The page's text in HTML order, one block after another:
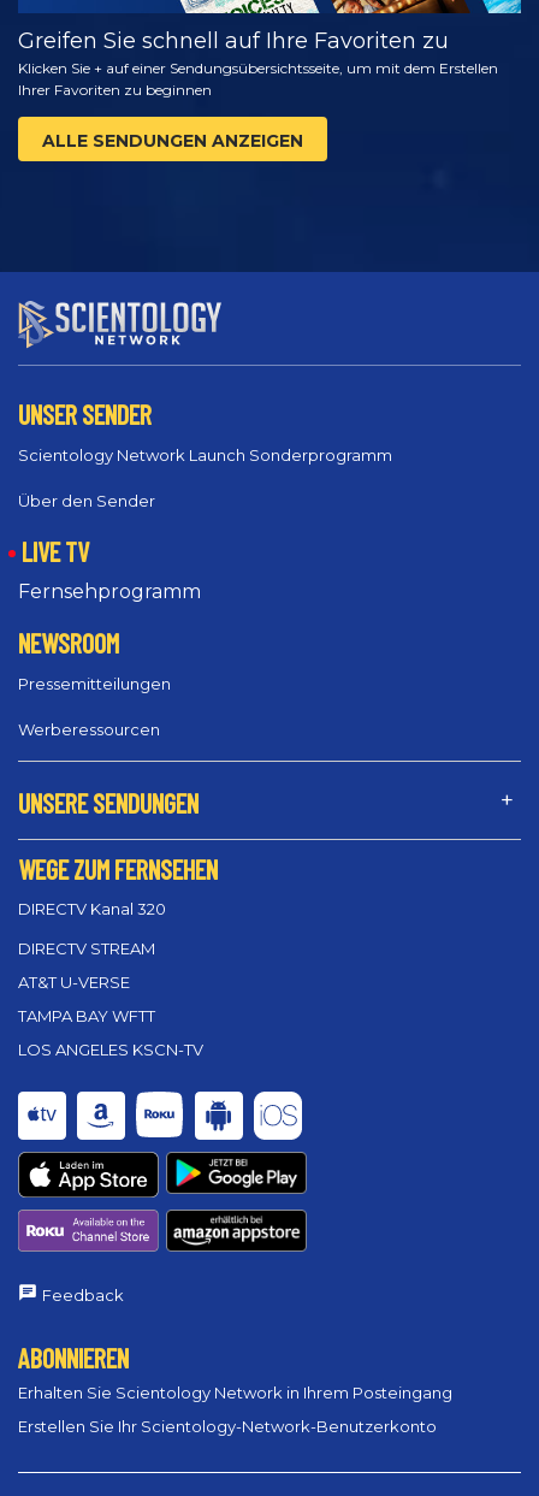
Greifen Sie schnell auf Ihre Favoriten zu
Klicken Sie + auf einer Sendungsübersichtsseite, um mit dem Erstellen
Ihrer Favoriten zu beginnen
ALLE SENDUNGEN ANZEIGEN
UNSER SENDER
Scientology Network Launch Sonderprogramm
Über den Sender
LIVE TV
Fernsehprogramm
NEWSROOM
Pressemitteilungen
Werberessourcen
UNSERE SENDUNGEN
WEGE ZUM FERNSEHEN
DIRECTV Kanal 320
DIRECTV STREAM
AT&T U-VERSE
TAMPA BAY WFTT
LOS ANGELES KSCN-TV
Feedback
ABONNIEREN
Erhalten Sie Scientology Network in Ihrem Posteingang
Erstellen Sie Ihr Scientology-Network-Benutzerkonto